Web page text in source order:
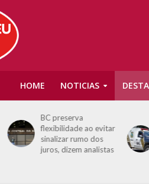
HOME NOTICIAS
BC preserva
flexibilidade ao evitar
sinalizar rumo dos
juros, dizem analistas